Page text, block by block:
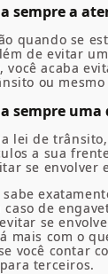
sempre a
quando se
de evitar
você acaba
ou
sempre uma
lei de
a sua
se envolver
de
se
mais com o
você contar
terceiros.